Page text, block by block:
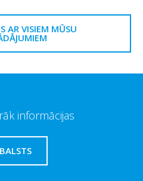
AR VISIEM MŪSU
informācijas